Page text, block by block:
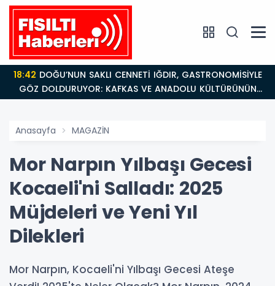
18:42
GÖZ DOLDURUYOR: KAFKAS VE ANADOLU KÜLTÜRÜNÜN
BULUŞMA NOKTASI
Anasayfa MAGAZİN
Mor Narpın Yılbaşı Gecesi
Kocaeli'ni Salladı: 2025
Müjdeleri ve Yeni Yıl
Dilekleri
Mor Narpın, Kocaeli'ni Yılbaşı Gecesi Ateşe